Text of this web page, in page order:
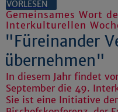
VORLESEN
Gemeinsames Wort
Interkulturellen
"Füreinander
übernehmen"
In diesem Jahr findet
September die 49.
Sie ist eine Initiative